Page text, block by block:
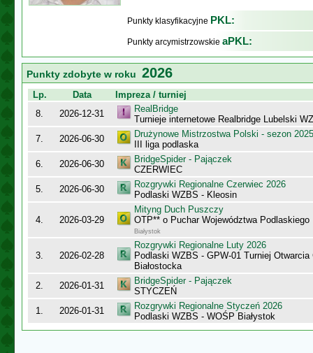
Punkty klasyfikacyjne PKL:
Punkty arcymistrzowskie aPKL:
Punkty zdobyte w roku 2026
Lp. Data
Impreza / turniej
8.
2026-12-31
RealBridge
Turnieje internetowe Realbridge Lubelski
7.
2026-06-30
Drużynowe Mistrzostwa Polski - sezon
III liga podlaska
6.
2026-06-30
BridgeSpider - Pajączek
CZERWIEC
5.
2026-06-30
Rozgrywki Regionalne Czerwiec 2026
Podlaski WZBS - Kleosin
4. 2026-03-29
Mityng Duch Puszczy
OTP** o Puchar Województwa Podlaskiego
Białystok
3. 2026-02-28
Rozgrywki Regionalne Luty 2026
Podlaski WZBS - GPW-01 Turniej Otwarcia
Białostocka
2.
2026-01-31
BridgeSpider - Pajączek
STYCZEŃ
1.
2026-01-31
Rozgrywki Regionalne Styczeń 2026
Podlaski WZBS - WOŚP Białystok